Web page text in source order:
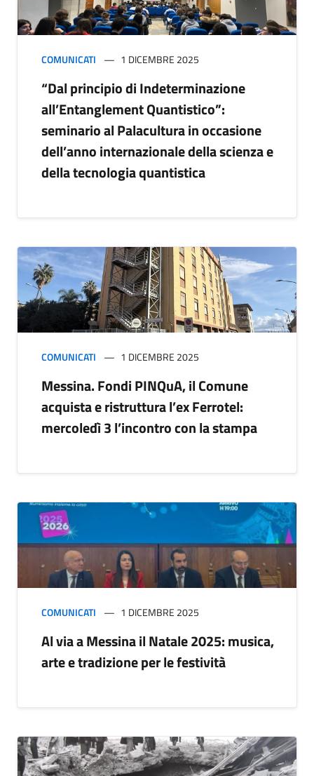
COMUNICATI 1 DICEMBRE 2025
“Dal principio di Indeterminazione
all’Entanglement Quantistico”:
seminario al Palacultura in occasione
dell’anno internazionale della scienza e
della tecnologia quantistica
COMUNICATI 1 DICEMBRE 2025
Messina. Fondi PINQuA, il Comune
acquista e ristruttura l’ex Ferrotel:
mercoledì 3 l’incontro con la stampa
COMUNICATI 1 DICEMBRE 2025
Al via a Messina il Natale 2025: musica,
arte e tradizione per le festività